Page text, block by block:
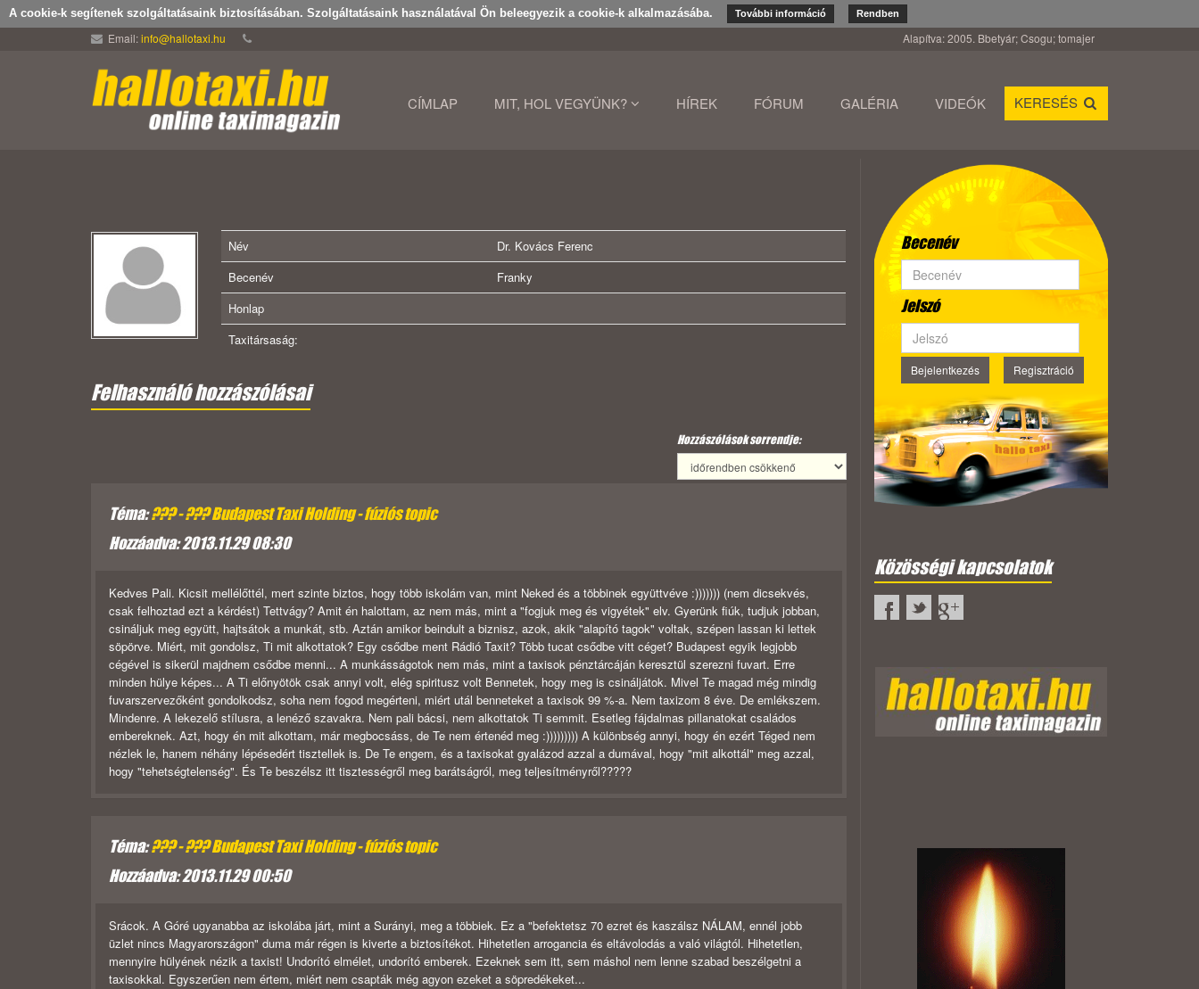
A cookie-k segítenek szolgáltatásaink biztosításában. Szolgáltatásaink használatával Ön beleegyezik a cookie-k alkalmazásába. További információ Rendben
Email:info@hallotaxi.hu Alapítva: 2005. Bbetyár; Csogu; tomajer
CÍMLAP MIT, HOL VEGYÜNK? HÍREK FÓRUM GALÉRIA VIDEÓK KERESÉS
Név
Dr. Kovács Ferenc
Becenév
Franky
Honlap
Taxitársaság:
Felhasználó hozzászólásai
Hozzászólások sorrendje:
Téma:??? - ??? Budapest Taxi Holding - fúziós topic
Hozzáadva: 2013.11.29 08:30
Kedves Pali. Kicsit mellélőttél, mert szinte biztos, hogy több iskolám van, mint Neked és a többinek együttvéve :))))))) (nem dicsekvés,
csak felhoztad ezt a kérdést) Tettvágy? Amit én halottam, az nem más, mint a "fogjuk meg és vigyétek" elv. Gyerünk fiúk, tudjuk jobban,
csináljuk meg együtt, hajtsátok a munkát, stb. Aztán amikor beindult a biznisz, azok, akik "alapító tagok" voltak, szépen lassan ki lettek
söpörve. Miért, mit gondolsz, Ti mit alkottatok? Egy csődbe ment Rádió Taxit? Több tucat csődbe vitt céget? Budapest egyik legjobb
cégével is sikerül majdnem csődbe menni... A munkásságotok nem más, mint a taxisok pénztárcáján keresztül szerezni fuvart. Erre
minden hülye képes... A Ti előnyötök csak annyi volt, elég spiritusz volt Bennetek, hogy meg is csináljátok. Mivel Te magad még mindig
fuvarszervezőként gondolkodsz, soha nem fogod megérteni, miért utál benneteket a taxisok 99 %-a. Nem taxizom 8 éve. De emlékszem.
Mindenre. A lekezelő stílusra, a lenéző szavakra. Nem pali bácsi, nem alkottatok Ti semmit. Esetleg fájdalmas pillanatokat családos
embereknek. Azt, hogy én mit alkottam, már megbocsáss, de Te nem értenéd meg :))))))))) A különbség annyi, hogy én ezért Téged nem
nézlek le, hanem néhány lépésedért tisztellek is. De Te engem, és a taxisokat gyalázod azzal a dumával, hogy "mit alkottál" meg azzal,
hogy "tehetségtelenség". És Te beszélsz itt tisztességről meg barátságról, meg teljesítményről?????
Téma:??? - ??? Budapest Taxi Holding - fúziós topic
Hozzáadva: 2013.11.29 00:50
Srácok. A Góré ugyanabba az iskolába járt, mint a Surányi, meg a többiek. Ez a "befektetsz 70 ezret és kaszálsz NÁLAM, ennél jobb
üzlet nincs Magyarországon" duma már régen is kiverte a biztosítékot. Hihetetlen arrogancia és eltávolodás a való világtól. Hihetetlen,
mennyire hülyének nézik a taxist! Undorító elmélet, undorító emberek. Ezeknek sem itt, sem máshol nem lenne szabad beszélgetni a
taxisokkal. Egyszerűen nem értem, miért nem csapták még agyon ezeket a söpredékeket...
Becenév
Jelszó
Bejelentkezés Regisztráció
Közösségi kapcsolatok